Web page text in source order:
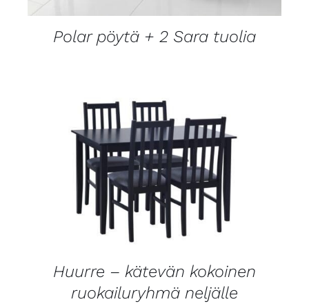
Polar pöytä + 2 Sara tuolia
LISÄTIEDOT
Huurre – kätevän kokoinen
ruokailuryhmä neljälle